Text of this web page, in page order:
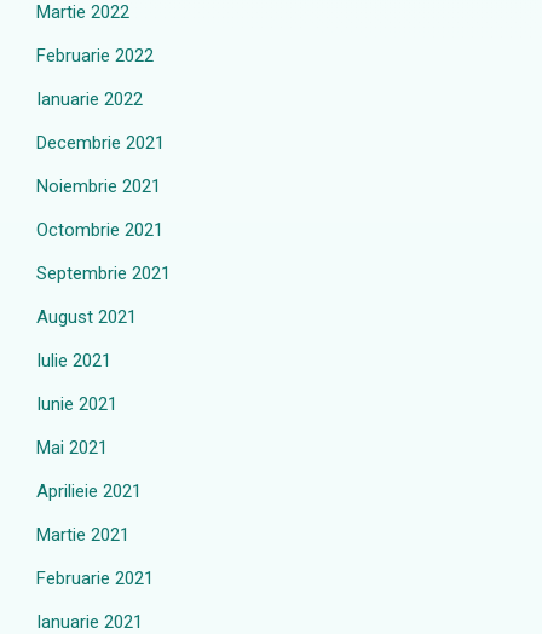
Martie 2022
Februarie 2022
Ianuarie 2022
Decembrie 2021
Noiembrie 2021
Octombrie 2021
Septembrie 2021
August 2021
Iulie 2021
Iunie 2021
Mai 2021
Aprilieie 2021
Martie 2021
Februarie 2021
Ianuarie 2021